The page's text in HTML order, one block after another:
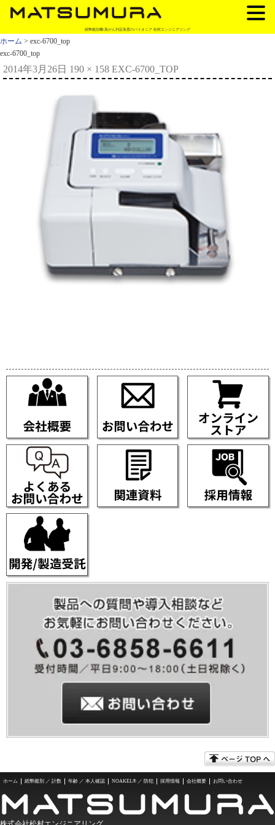
紙幣鑑別機/真がん判定装置のパイオニア 松村エンジニアリング
ホーム > exc-6700_top
exc-6700_top
2014年3月26日 190 × 158 EXC-6700_TOP
ホーム 紙幣鑑別 ／ 計数 年齢 ／ 本人確認 NOAKEL® ／ 防犯 採用情報 会社概要 お問い合わせ